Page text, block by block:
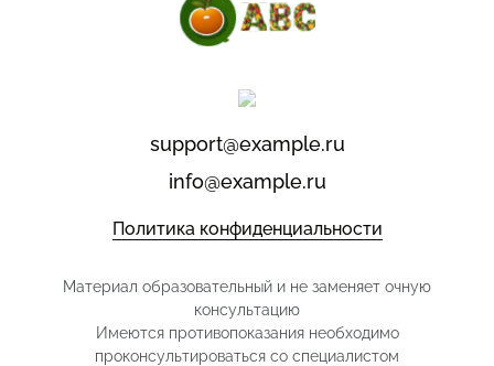
support@example.ru
info@example.ru
Политика конфиденциальности
Материал образовательный и не заменяет очную
консультацию
Имеются противопоказания необходимо
проконсультироваться со специалистом